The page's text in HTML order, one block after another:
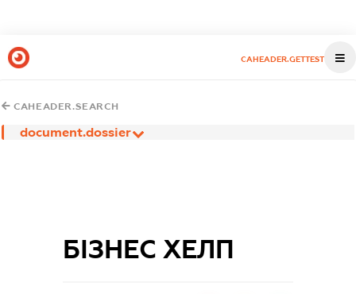
CAHEADER.GETTEST
CAHEADER.SEARCH
document.dossier
БІЗНЕС ХЕЛП